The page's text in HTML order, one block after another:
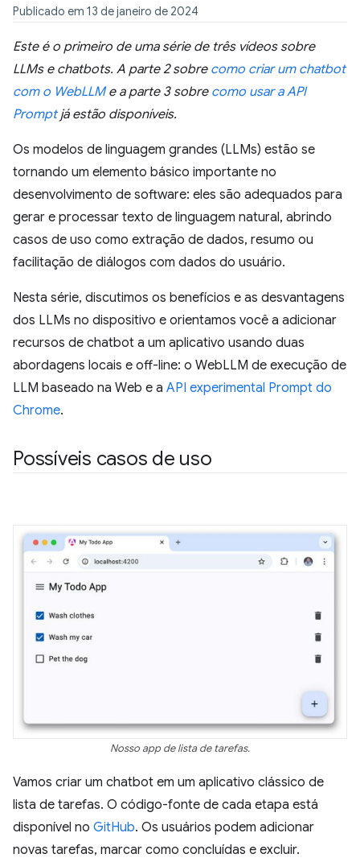
Publicado em 13 de janeiro de 2024
Este é o primeiro de uma série de três vídeos sobre
LLMs e chatbots. A parte 2 sobre como criar um chatbot
com o WebLLMe a parte 3 sobre como usar a API
Promptjá estão disponíveis.
Os modelos de linguagem grandes (LLMs) estão se
tornando um elemento básico importante no
desenvolvimento de software: eles são adequados para
gerar e processar texto de linguagem natural, abrindo
casos de uso como extração de dados, resumo ou
facilitação de diálogos com dados do usuário.
Nesta série, discutimos os benefícios e as desvantagens
dos LLMs no dispositivo e orientamos você a adicionar
recursos de chatbot a um aplicativo usando duas
abordagens locais e off-line: o WebLLM de execução de
LLM baseado na Web e a API experimental Prompt do
Chrome.
Possíveis casos de uso
Nosso app de lista de tarefas.
Vamos criar um chatbot em um aplicativo clássico de
lista de tarefas. O código-fonte de cada etapa está
disponível no GitHub. Os usuários podem adicionar
novas tarefas, marcar como concluídas e excluir.